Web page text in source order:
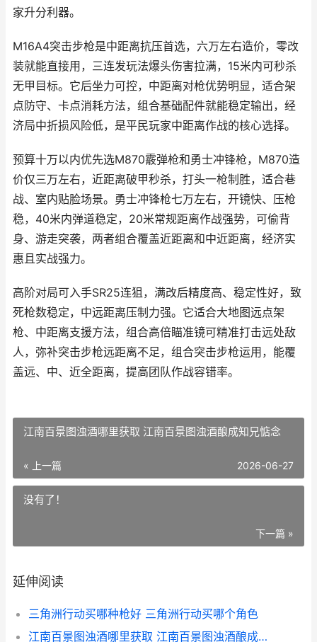
家升分利器。
M16A4突击步枪是中距离抗压首选，六万左右造价，零改
装就能直接用，三连发玩法爆头伤害拉满，15米内可秒杀
无甲目标。它后坐力可控，中距离对枪优势明显，适合架
点防守、卡点消耗方法，组合基础配件就能稳定输出，经
济局中折损风险低，是平民玩家中距离作战的核心选择。
预算十万以内优先选M870霰弹枪和勇士冲锋枪，M870造
价仅三万左右，近距离破甲秒杀，打头一枪制胜，适合巷
战、室内贴脸场景。勇士冲锋枪七万左右，开镜快、压枪
稳，40米内弹道稳定，20米常规距离作战强势，可偷背
身、游走突袭，两者组合覆盖近距离和中近距离，经济实
惠且实战强力。
高阶对局可入手SR25连狙，满改后精度高、稳定性好，致
死枪数稳定，中远距离压制力强。它适合大地图远点架
枪、中距离支援方法，组合高倍瞄准镜可精准打击远处敌
人，弥补突击步枪远距离不足，组合突击步枪运用，能覆
盖远、中、近全距离，提高团队作战容错率。
江南百景图浊酒哪里获取 江南百景图浊酒酿成知兄惦念
« 上一篇 2026-06-27
没有了！
下一篇 »
延伸阅读
三角洲行动买哪种枪好 三角洲行动买哪个角色
江南百景图浊酒哪里获取 江南百景图浊酒酿成知兄惦念